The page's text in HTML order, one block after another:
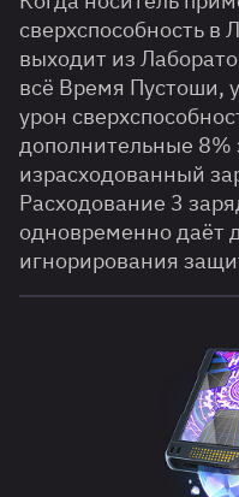
сверхспособность в
выходит из
всё Время Пустоши,
урон
дополнительные
израсходованный
Расходование 3
одновременно даёт
игнорирования